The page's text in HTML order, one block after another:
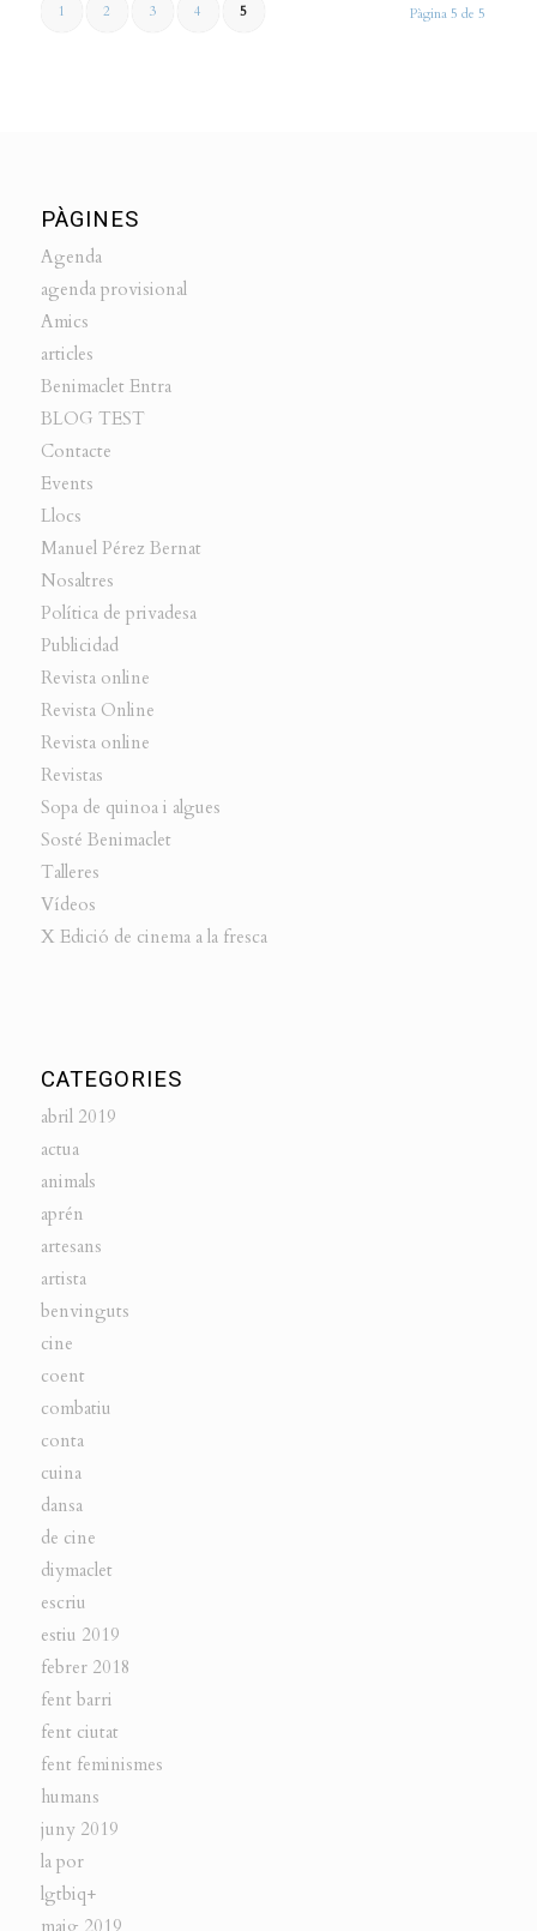
Pàgina 5 de 5
1 2 3 4 5
PÀGINES
Agenda
agenda provisional
Amics
articles
Benimaclet Entra
BLOG TEST
Contacte
Events
Llocs
Manuel Pérez Bernat
Nosaltres
Política de privadesa
Publicidad
Revista online
Revista Online
Revista online
Revistas
Sopa de quinoa i algues
Sosté Benimaclet
Talleres
Vídeos
X Edició de cinema a la fresca
CATEGORIES
abril 2019
actua
animals
aprén
artesans
artista
benvinguts
cine
coent
combatiu
conta
cuina
dansa
de cine
diymaclet
escriu
estiu 2019
febrer 2018
fent barri
fent ciutat
fent feminismes
humans
juny 2019
la por
lgtbiq+